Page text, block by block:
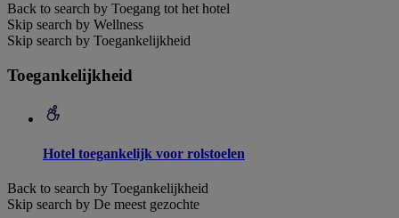
Back to search by Toegang tot het hotel
Skip search by Wellness
Skip search by Toegankelijkheid
Toegankelijkheid
Hotel toegankelijk voor rolstoelen
Back to search by Toegankelijkheid
Skip search by De meest gezochte